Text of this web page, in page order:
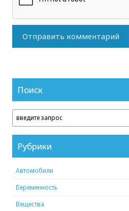
Поиск
Рубрики
Автомобили
Беременность
Вещества